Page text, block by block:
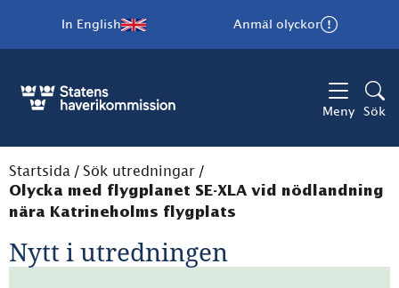
In English Anmäl olyckor
Meny Sök
Startsida / Sök utredningar /
Olycka med flygplanet SE-XLA vid nödlandning
nära Katrineholms flygplats
Nytt i utredningen